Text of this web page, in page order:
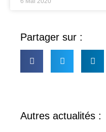
Partager sur :
Autres actualités :